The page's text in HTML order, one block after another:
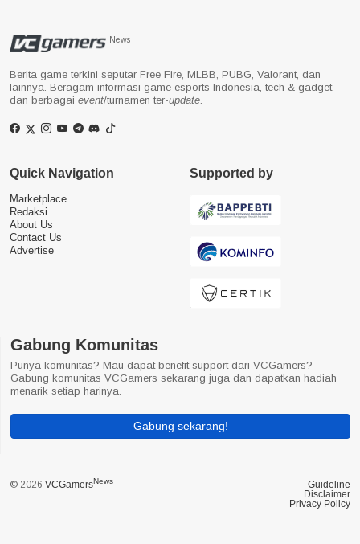
News
Berita game terkini seputar Free Fire, MLBB, PUBG, Valorant, dan
lainnya. Beragam informasi game esports Indonesia, tech & gadget,
dan berbagai event/turnamen ter-update
Quick Navigation
Marketplace
Redaksi
About Us
Contact Us
Advertise
Supported by
Gabung Komunitas
Punya komunitas? Mau dapat benefit support dari VCGamers?
Gabung komunitas VCGamers sekarang juga dan dapatkan hadiah
menarik setiap harinya.
Gabung sekarang!
© 2026 VCGamersNews
Guideline
Disclaimer
Privacy Policy